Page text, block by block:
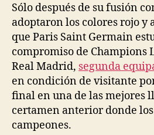
Sólo después de su fusión
adoptaron los colores rojo y
que Paris Saint Germain
compromiso de Champions
Real Madrid, segunda
en condición de visitante
final en una de las mejores
certamen anterior donde
campeones.